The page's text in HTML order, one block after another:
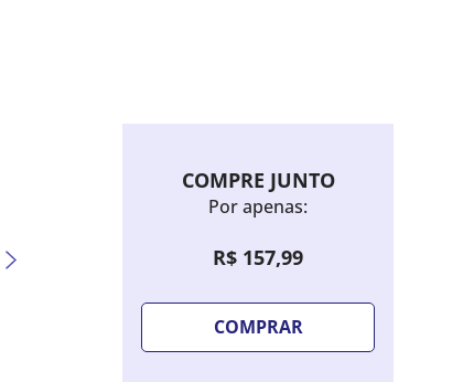
COMPRE JUNTO
Por apenas:
R$ 157,99
COMPRAR